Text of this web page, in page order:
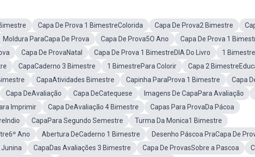
Capa De Prova 1 BimestreColorida Capa De Prova2 Bimestre
Moldura ParaCapa De Prova Capa De Prova5O Ano Capa De Prova 1
Capa De ProvaNatal Capa De Prova 1 BimestreDIA Do Livro
1
CapaCaderno 3 Bimestre 1 BimestrePara Colorir
Capa 2
CapaAtividades Bimestre Capinha ParaProva 1 Bimestre
Capa
Capa DeAvaliação Capa DeCatequese Imagens De CapaPara Avaliação
Imprimir
Capa DeAvaliação 4 Bimestre
Capas Para ProvaDa Pácoa
CapaPara Segundo Semestre
Turma Da Monica1 Bimestre
Ano
Abertura DeCaderno 1 Bimestre
Desenho Páscoa PraCapa De
CapaDas Avaliações 3 Bimestre Capa De ProvasSobre a Pascoa